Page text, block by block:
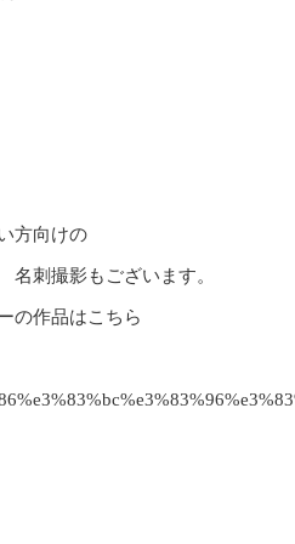
方向けの
刺撮影もございます。
の作品はこちら